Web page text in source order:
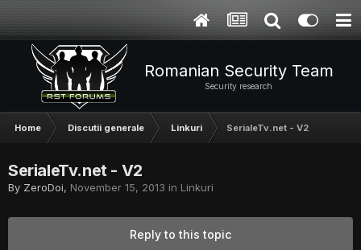
Romanian Security Team
Security research
Home Discutii generale Linkuri SerialeTv.net - V2
SerialeTv.net - V2
By ZeroDoi, November 15, 2013 in Linkuri
Reply to this topic